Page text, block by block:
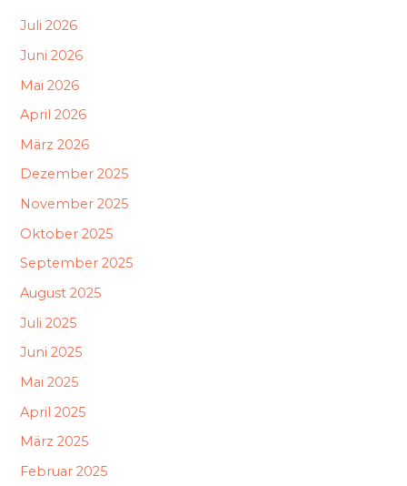
Juli 2026
Juni 2026
Mai 2026
April 2026
März 2026
Dezember 2025
November 2025
Oktober 2025
September 2025
August 2025
Juli 2025
Juni 2025
Mai 2025
April 2025
März 2025
Februar 2025